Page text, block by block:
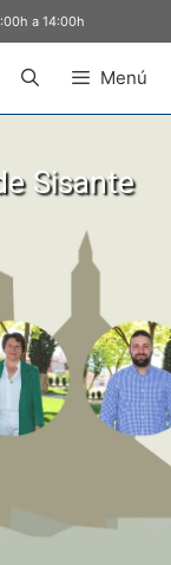
a 14:00h
Menú
Sisante